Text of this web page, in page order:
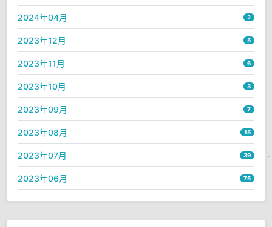
2024年04月 2
2023年12月 5
2023年11月 6
2023年10月 3
2023年09月 7
2023年08月 15
2023年07月 39
2023年06月 75